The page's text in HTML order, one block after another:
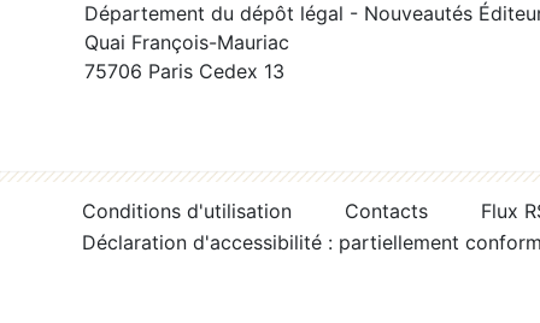
Département du dépôt légal - Nouveautés
Quai François-Mauriac
75706 Paris Cedex 13
Conditions d'utilisation Contacts
Flux
Déclaration d'accessibilité : partiellement